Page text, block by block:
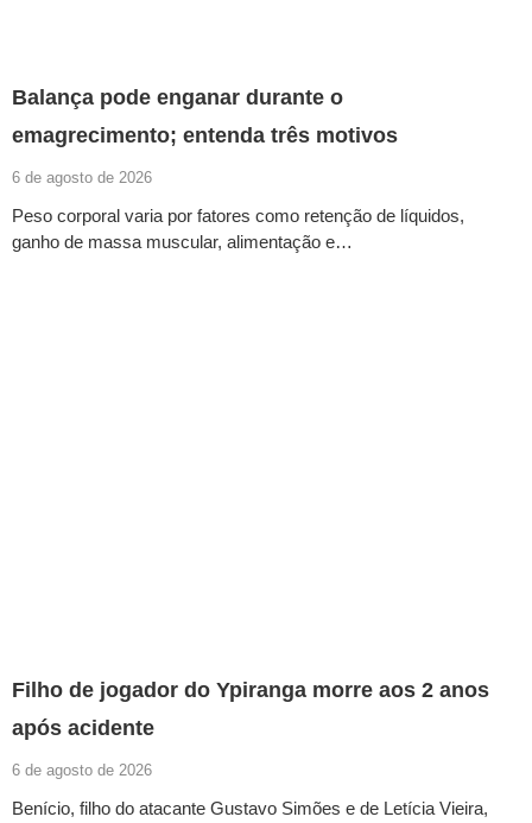
Balança pode enganar durante o
emagrecimento; entenda três motivos
6 de agosto de 2026
Peso corporal varia por fatores como retenção de líquidos,
ganho de massa muscular, alimentação e…
Filho de jogador do Ypiranga morre aos 2 anos
após acidente
6 de agosto de 2026
Benício, filho do atacante Gustavo Simões e de Letícia Vieira,